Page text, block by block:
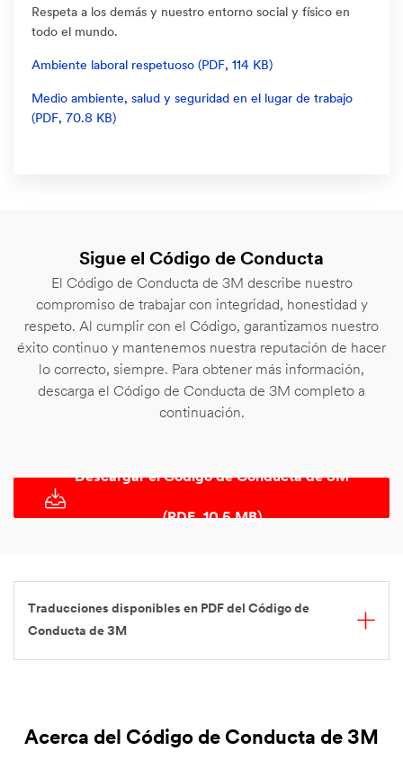
Respeta a los demás y nuestro entorno social y físico en
todo el mundo.
Ambiente laboral respetuoso (PDF, 114 KB)
Medio ambiente, salud y seguridad en el lugar de trabajo
(PDF, 70.8 KB)
Sigue el Código de Conducta
El Código de Conducta de 3M describe nuestro
compromiso de trabajar con integridad, honestidad y
respeto. Al cumplir con el Código, garantizamos nuestro
éxito continuo y mantenemos nuestra reputación de hacer
lo correcto, siempre. Para obtener más información,
descarga el Código de Conducta de 3M completo a
continuación.
Descargar el Código de Conducta de 3M
(PDF, 10.5 MB)
Traducciones disponibles en PDF del Código de
Conducta de 3M
Acerca del Código de Conducta de 3M